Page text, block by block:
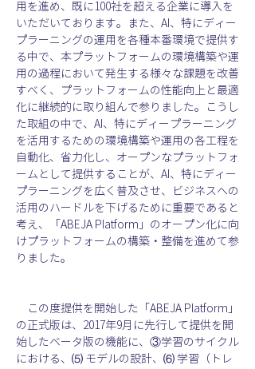
用を進め、既に100社を超える企業に導入を
いただいております。また、AI、特にディー
プラーニングの運用を各種本番環境で提供す
る中で、本プラットフォームの環境構築や運
用の過程において発生する様々な課題を改善
すべく、プラットフォームの性能向上と最適
化に継続的に取り組んで参りました。こうし
た取組の中で、AI、特にディープラーニング
を活用するための環境構築や運用の各工程を
自動化、省力化し、オープンなプラットフォ
ームとして提供することが、AI、特にディー
プラーニングを広く普及させ、ビジネスへの
活用のハードルを下げるために重要であると
考え、「ABEJA Platform」のオープン化に向
けプラットフォームの構築・整備を進めて参
りました。
この度提供を開始した「ABEJA Platform」
の正式版は、2017年9月に先行して提供を開
始したベータ版の機能に、③学習のサイクル
における、⑸ モデルの設計、⑹ 学習（トレ